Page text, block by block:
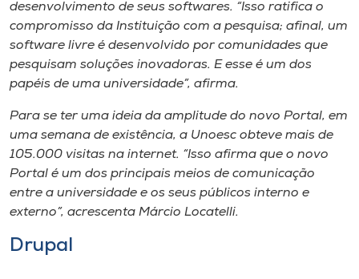
A+
A-
desenvolvimento de seus softwares. “Isso ratifica o
compromisso da Instituição com a pesquisa; afinal, um
software livre é desenvolvido por comunidades que
pesquisam soluções inovadoras. E esse é um dos
papéis de uma universidade”, afirma.
Para se ter uma ideia da amplitude do novo Portal, em
uma semana de existência, a Unoesc obteve mais de
105.000 visitas na internet. “Isso afirma que o novo
Portal é um dos principais meios de comunicação
entre a universidade e os seus públicos interno e
externo”, acrescenta Márcio Locatelli.
Drupal